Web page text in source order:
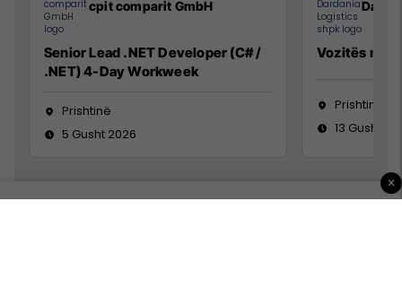
cpit comparit GmbH
Senior Lead .NET Developer (C# /
.NET) 4-Day Workweek
Prishtinë
5 Gusht 2026
Vozitës me
Prishtinë
13 Gusht
×